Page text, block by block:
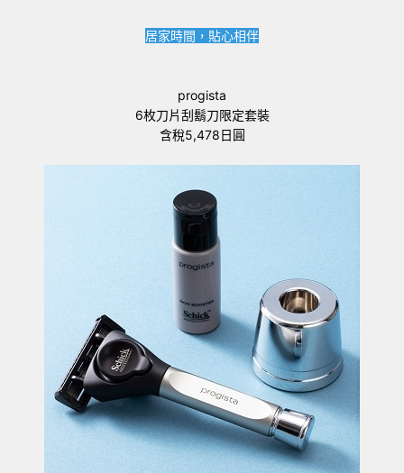
居家時間，貼心相伴
progista
6枚刀片刮鬍刀限定套裝
含稅5,478日圓